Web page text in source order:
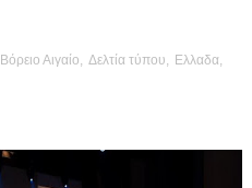
Βόρειο Αιγαίο Δελτία τύπου Ελλαδα,